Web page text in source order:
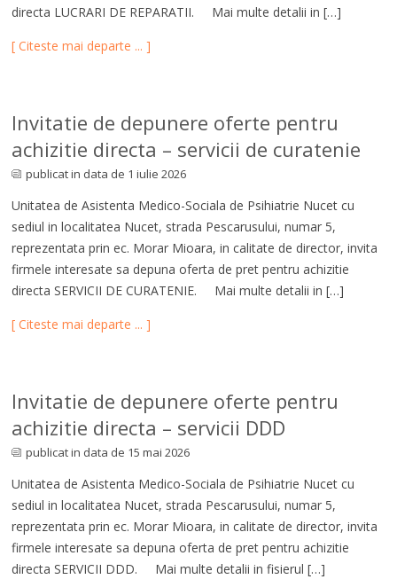
directa LUCRARI DE REPARATII. Mai multe detalii in […]
[ Citeste mai departe ... ]
Invitatie de depunere oferte pentru
achizitie directa – servicii de curatenie
publicat in data de 1 iulie 2026
Unitatea de Asistenta Medico-Sociala de Psihiatrie Nucet cu
sediul in localitatea Nucet, strada Pescarusului, numar 5,
reprezentata prin ec. Morar Mioara, in calitate de director, invita
firmele interesate sa depuna oferta de pret pentru achizitie
directa SERVICII DE CURATENIE. Mai multe detalii in […]
[ Citeste mai departe ... ]
Invitatie de depunere oferte pentru
achizitie directa – servicii DDD
publicat in data de 15 mai 2026
Unitatea de Asistenta Medico-Sociala de Psihiatrie Nucet cu
sediul in localitatea Nucet, strada Pescarusului, numar 5,
reprezentata prin ec. Morar Mioara, in calitate de director, invita
firmele interesate sa depuna oferta de pret pentru achizitie
directa SERVICII DDD. Mai multe detalii in fisierul […]